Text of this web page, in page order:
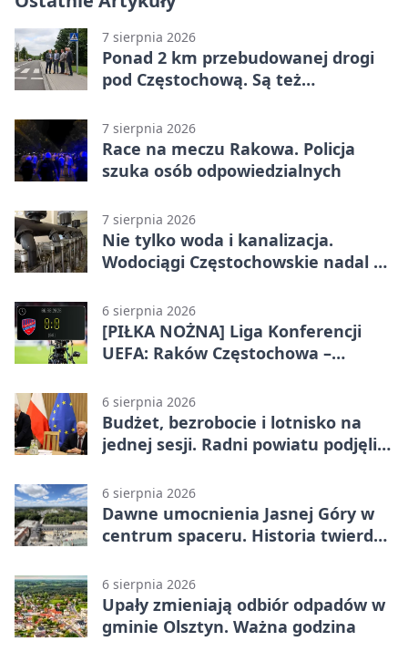
7 sierpnia 2026
Ponad 2 km przebudowanej drogi
pod Częstochową. Są też
7 sierpnia 2026
Race na meczu Rakowa. Policja
szuka osób odpowiedzialnych
7 sierpnia 2026
Nie tylko woda i kanalizacja.
Wodociągi Częstochowskie nadal w
6 sierpnia 2026
[PIŁKA NOŻNA] Liga Konferencji
UEFA: Raków Częstochowa –
meczu III rundy eliminacji
6 sierpnia 2026
Budżet, bezrobocie i lotnisko na
jednej sesji. Radni powiatu podjęli
6 sierpnia 2026
Dawne umocnienia Jasnej Góry w
centrum spaceru. Historia twierdzy
6 sierpnia 2026
Upały zmieniają odbiór odpadów w
gminie Olsztyn. Ważna godzina